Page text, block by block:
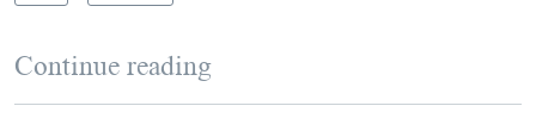
Continue reading